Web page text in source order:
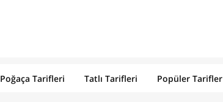
Poğaça Tarifleri Tatlı Tarifleri Popüler Tarifler